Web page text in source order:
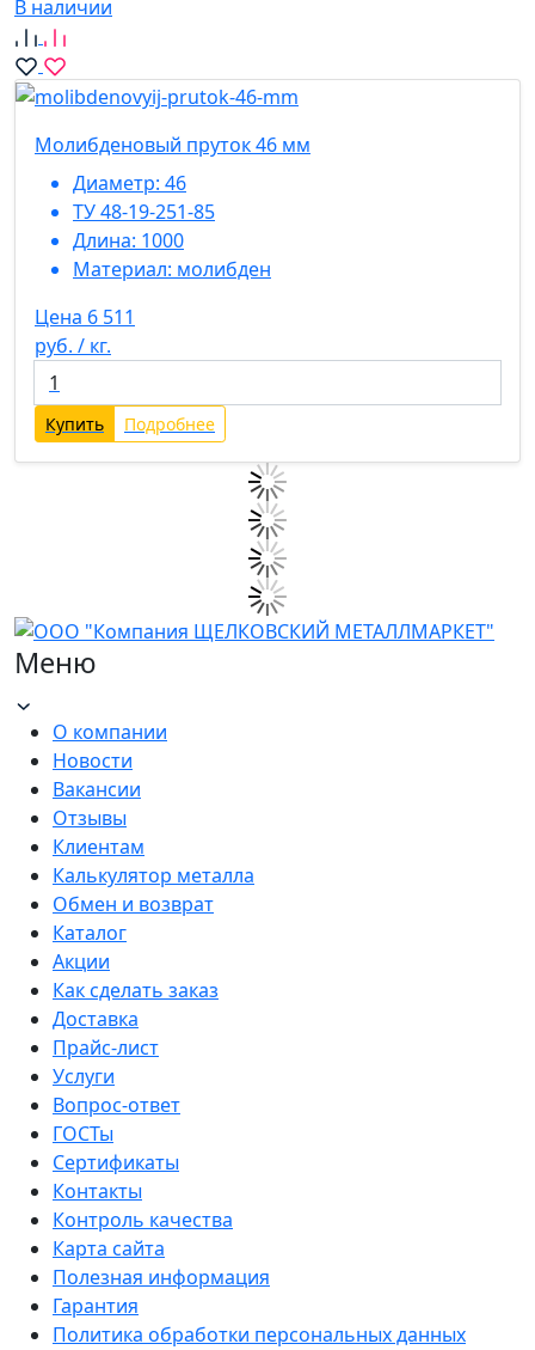
В наличии
Молибденовый пруток 46 мм
Диаметр: 46
ТУ 48-19-251-85
Длина: 1000
Материал: молибден
Цена 6 511
руб. / кг.
Купить Подробнее
Меню
О компании
Новости
Вакансии
Отзывы
Клиентам
Калькулятор металла
Обмен и возврат
Каталог
Акции
Как сделать заказ
Доставка
Прайс-лист
Услуги
Вопрос-ответ
ГОСТы
Сертификаты
Контакты
Контроль качества
Карта сайта
Полезная информация
Гарантия
Политика обработки персональных данных